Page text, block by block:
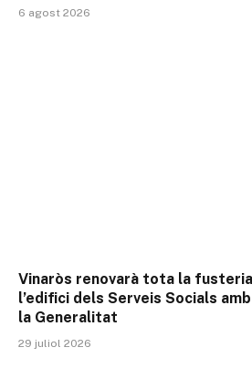
6 agost 2026
Vinaròs renovarà tota la
l’edifici dels Serveis Socials
la Generalitat
29 juliol 2026